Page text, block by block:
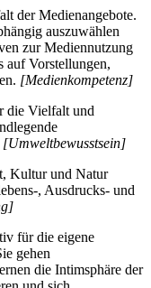
der Medienangebote.
auszuwählen
zur Mediennutzung
auf Vorstellungen,
[Medienkompetenz]
die Vielfalt und
[Umweltbewusstsein]
Kultur und Natur
, Ausdrucks- und
für die eigene
gehen
die Intimsphäre der